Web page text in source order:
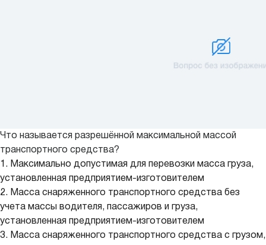
Что называется разрешённой максимальной массой
транспортного средства?
1. Максимально допустимая для перевозки масса груза,
установленная предприятием-изготовителем
2. Масса снаряженного транспортного средства без
учета массы водителя, пассажиров и груза,
установленная предприятием-изготовителем
3. Масса снаряженного транспортного средства с грузом,